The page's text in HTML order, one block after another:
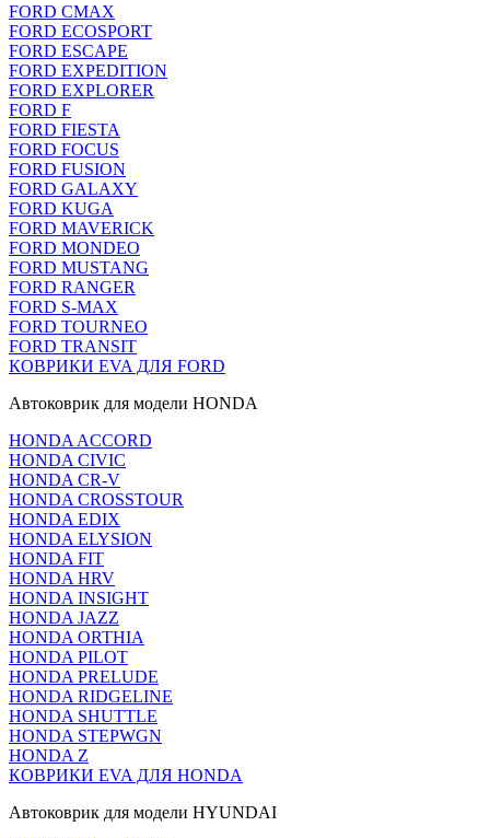
FORD CMAX
FORD ECOSPORT
FORD ESCAPE
FORD EXPEDITION
FORD EXPLORER
FORD F
FORD FIESTA
FORD FOCUS
FORD FUSION
FORD GALAXY
FORD KUGA
FORD MAVERICK
FORD MONDEO
FORD MUSTANG
FORD RANGER
FORD S-MAX
FORD TOURNEO
FORD TRANSIT
КОВРИКИ EVA ДЛЯ FORD
Автоковрик для модели HONDA
HONDA ACCORD
HONDA CIVIC
HONDA CR-V
HONDA CROSSTOUR
HONDA EDIX
HONDA ELYSION
HONDA FIT
HONDA HRV
HONDA INSIGHT
HONDA JAZZ
HONDA ORTHIA
HONDA PILOT
HONDA PRELUDE
HONDA RIDGELINE
HONDA SHUTTLE
HONDA STEPWGN
HONDA Z
КОВРИКИ EVA ДЛЯ HONDA
Автоковрик для модели HYUNDAI